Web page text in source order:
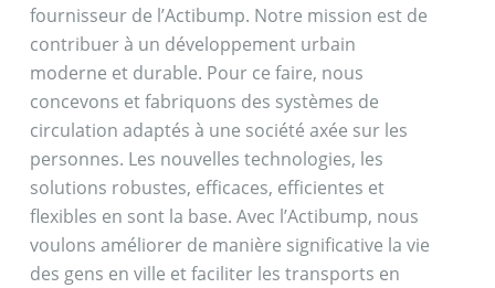
fournisseur de l’Actibump. Notre mission est de
contribuer à un développement urbain
moderne et durable. Pour ce faire, nous
concevons et fabriquons des systèmes de
circulation adaptés à une société axée sur les
personnes. Les nouvelles technologies, les
solutions robustes, efficaces, efficientes et
flexibles en sont la base. Avec l’Actibump, nous
voulons améliorer de manière significative la vie
des gens en ville et faciliter les transports en